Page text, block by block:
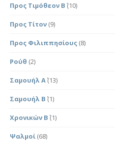
Προς Τιμόθεον Β΄ (10)
Προς Τίτον (9)
Προς Φιλιππησίους (8)
Ρούθ (2)
Σαμουήλ Α΄(13)
Σαμουήλ Β΄ (1)
Χρονικών Β΄ (1)
Ψαλμοί (68)